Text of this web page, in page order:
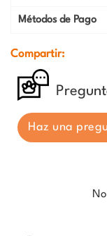
Métodos de Pago
Compartir:
Haz una